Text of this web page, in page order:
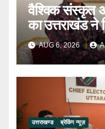
वैश्विक संस्कृत
का उत्तराखंड ने
AUG 6, 2026
उत्तराखण्ड ब्रेकिंग न्यूज़